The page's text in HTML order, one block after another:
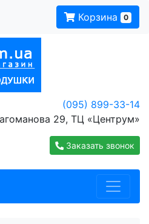
Корзина 0
(095) 899-33-14
29, ТЦ «Центрум»
Заказать звонок